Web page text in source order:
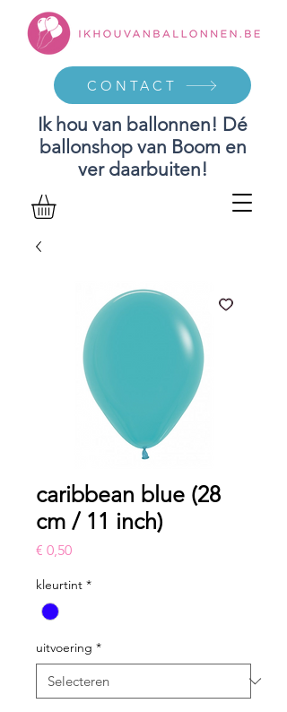
Ik hou van ballonnen! Dé
ballonshop van Boom en
ver daarbuiten!
CONTACT
caribbean blue (28
cm / 11 inch)
€ 0,50Prijs
kleurtint *
uitvoering *